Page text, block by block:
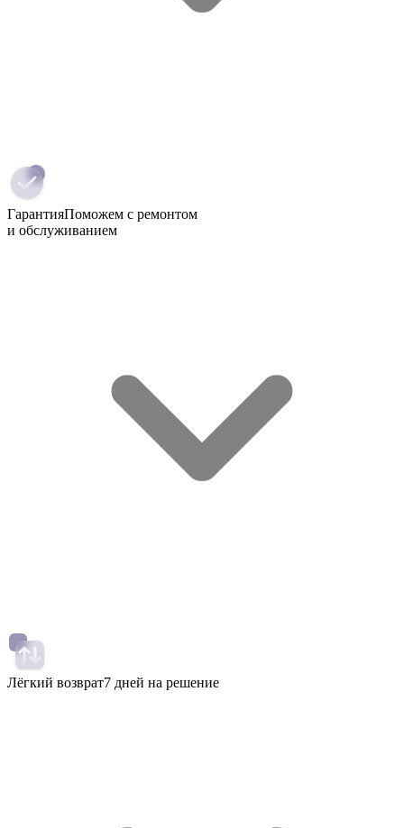
ГарантияПоможем с ремонтом
и обслуживанием
Лёгкий возврат7 дней на решение